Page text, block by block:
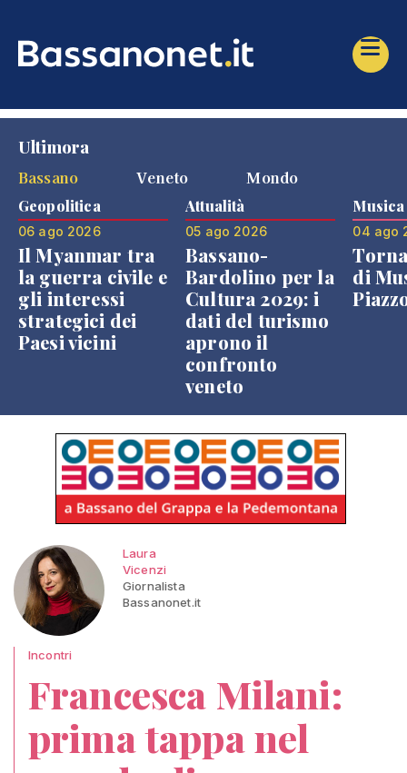
Ultimora
Bassano
Veneto Mondo
Geopolitica
06 ago 2026
Il Myanmar tra
la guerra civile e
gli interessi
strategici dei
Paesi vicini
Attualità
05 ago 2026
Bassano-
Bardolino per la
Cultura 2029: i
dati del turismo
aprono il
confronto
veneto
Musica
04 ago
di
Laura
Vicenzi
Giornalista
Bassanonet.it
Incontri
Francesca Milani:
prima tappa nel